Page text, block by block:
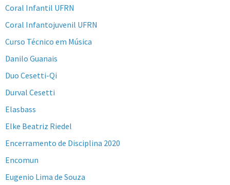
Coral Infantil UFRN
Coral Infantojuvenil UFRN
Curso Técnico em Música
Danilo Guanais
Duo Cesetti-Qi
Durval Cesetti
Elasbass
Elke Beatriz Riedel
Encerramento de Disciplina 2020
Encomun
Eugenio Lima de Souza